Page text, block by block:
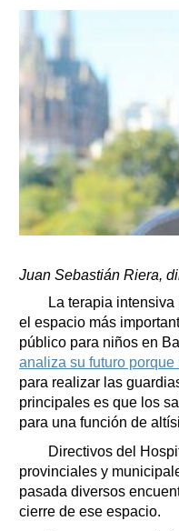
Juan Sebastián Riera,
La terapia intensiva
el espacio más
público para niños en
analiza su futuro
para realizar las
principales es que los
para una función de
Directivos del
provinciales y
pasada diversos
cierre de ese espacio.